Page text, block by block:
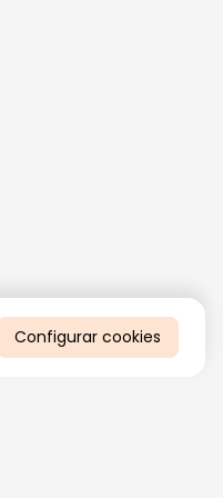
Configurar cookies